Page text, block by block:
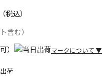
（税込）
含む）
マークについて ▼
荷